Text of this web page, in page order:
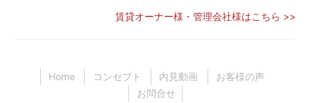
賃貸オーナー様・管理会社様はこちら >>
Home コンセプト 内見動画
お客様の声
お問合せ